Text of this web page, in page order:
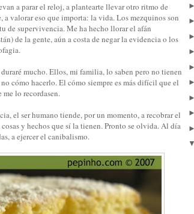
a parar el reloj, a plantearte llevar otro ritmo de
a valorar eso que importa: la vida. Los mezquinos son
de supervivencia. Me ha hecho llorar el afán
de la gente, aún a costa de negar la evidencia o los
mucho. Ellos, mi familia, lo saben pero no tienen
cómo hacerlo. El cómo siempre es más difícil que el
me lo recordasen.
el ser humano tiende, por un momento, a recobrar el
y hechos que sí la tienen. Pronto se olvida. Al día
a ejercer el canibalismo.